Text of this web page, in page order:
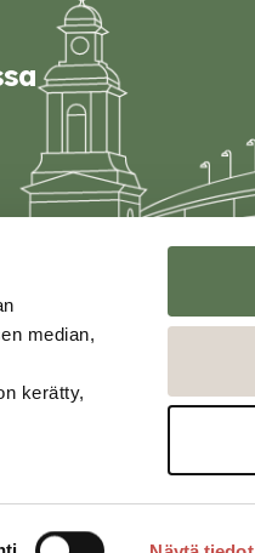
median,
kerätty,